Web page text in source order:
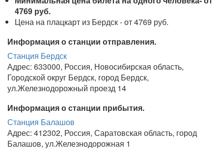
4769 руб.
Цена на плацкарт из Бердск - от 4769 руб.
Информация о станции отправления.
Станция Бердск
Адрес: 633000, Россия, Новосибирская область,
Городской округ Бердск, город Бердск,
ул.Железнодорожный проезд 14
Информация о станции прибытия.
Станция Балашов
Адрес: 412302, Россия, Саратовская область, город
Балашов, ул.Железнодорожная 1